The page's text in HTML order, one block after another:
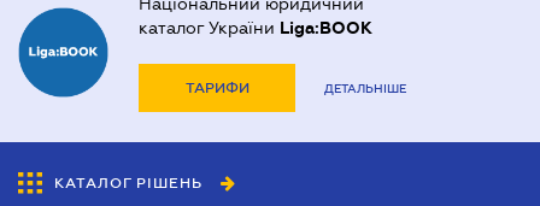
каталог України Liga:BOOK
ТАРИФИ ДЕТАЛЬНІШЕ
КАТАЛОГ РІШЕНЬ